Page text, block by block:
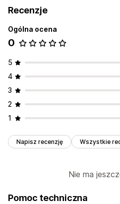
Recenzje
Ogólna ocena
0
5
4
3
2
1
Napisz recenzję Wszystkie
Nie ma
Pomoc techniczna